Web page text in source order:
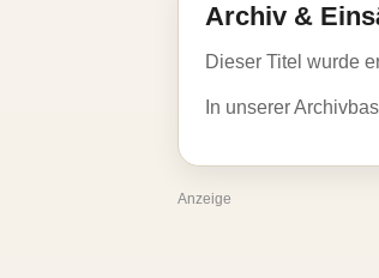
Archiv &
Dieser Titel wurde
In unserer
Anzeige